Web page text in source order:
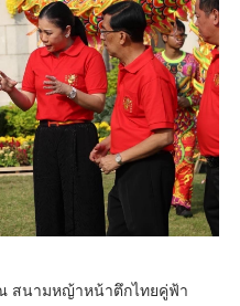
สนามหญ้าหน้าตึกไทยคู่ฟ้า